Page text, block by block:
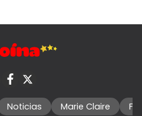
Noticias Marie Claire